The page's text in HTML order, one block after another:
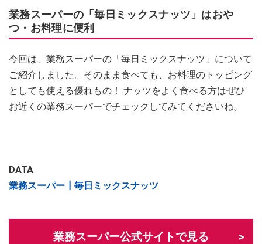
業務スーパーの「毎日ミックスナッツ」はおや
つ・お料理に便利
今回は、業務スーパーの「毎日ミックスナッツ」について
ご紹介しました。そのまま食べても、お料理のトッピング
としても使える優れもの！ ナッツをよく食べる方はぜひ
お近くの業務スーパーでチェックしてみてくださいね。
DATA
業務スーパー┃毎日ミックスナッツ
業務スーパー公式サイトで見る